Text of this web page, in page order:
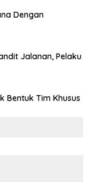
Dengan
Jalanan, Pelaku
Bentuk Tim Khusus